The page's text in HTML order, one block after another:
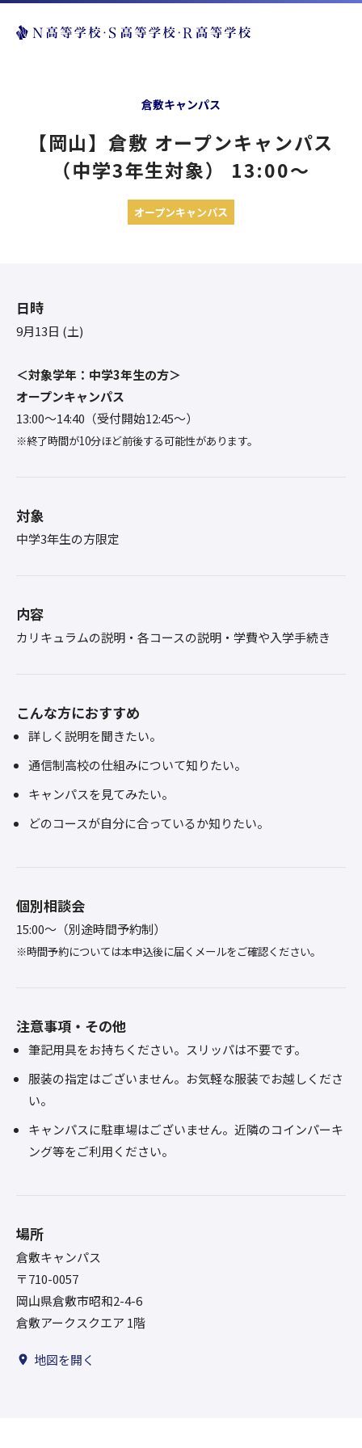
倉敷キャンパス
【岡山】倉敷 オープンキャンパス
（中学3年生対象） 13:00〜
オープンキャンパス
日時
9月13日 (土)
＜対象学年：中学3年生の方＞
オープンキャンパス
13:00〜14:40（受付開始12:45～）
※終了時間が10分ほど前後する可能性があります。
対象
中学3年生の方限定
内容
カリキュラムの説明・各コースの説明・学費や入学手続き
こんな方におすすめ
詳しく説明を聞きたい。
通信制高校の仕組みについて知りたい。
キャンパスを見てみたい。
どのコースが自分に合っているか知りたい。
個別相談会
15:00～（別途時間予約制）
※時間予約については本申込後に届くメールをご確認ください。
注意事項・その他
筆記用具をお持ちください。スリッパは不要です。
服装の指定はございません。お気軽な服装でお越しくださ
い。
キャンパスに駐車場はございません。近隣のコインパーキ
ング等をご利用ください。
場所
倉敷キャンパス
〒710-0057
岡山県倉敷市昭和2-4-6
倉敷アークスクエア 1階
地図を開く